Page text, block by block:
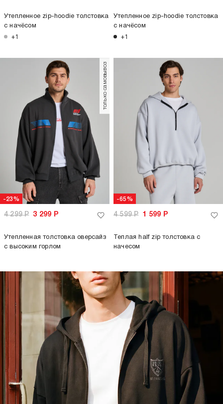
Утепленное zip-hoodie толстовка
с начёсом
+1
Утепленное zip-hoodie толстовка
с начёсом
+1
-23%
только самовывоз
4 299Р 3 299 Р
Утепленная толстовка оверсайз
с высоким горлом
-65%
4 599Р 1 599 Р
Теплая half zip толстовка с
начесом